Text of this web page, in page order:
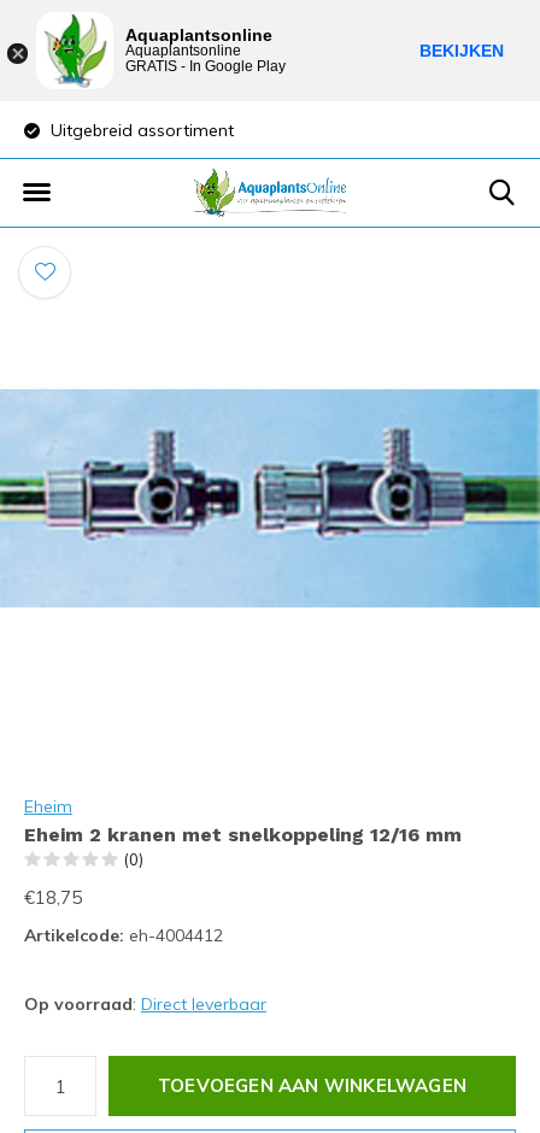
Uitgebreid assortiment
Eheim
Eheim 2 kranen met snelkoppeling 12/16 mm
(0)
€18,75
Artikelcode: eh-4004412
Op voorraad: Direct leverbaar
TOEVOEGEN AAN WINKELWAGEN
Aquaplantsonline
Aquaplantsonline
GRATIS - In Google Play
BEKIJKEN